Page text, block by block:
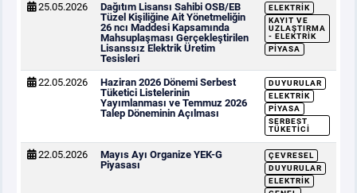
25.05.2026
Dağıtım Lisansı Sahibi OSB/EB
Tüzel Kişiliğine Ait Yönetmeliğin
26 ncı Maddesi Kapsamında
Mahsuplaşması Gerçekleştirilen
Lisanssız Elektrik Üretim
Tesisleri
ELEKTRIK
KAYIT VE
UZLAŞTIRMA
- ELEKTRIK
PIYASA
22.05.2026
Haziran 2026 Dönemi Serbest
Tüketici Listelerinin
Yayımlanması ve Temmuz 2026
Talep Döneminin Açılması
DUYURULAR
ELEKTRIK
PIYASA
SERBEST
TÜKETICI
22.05.2026
Mayıs Ayı Organize YEK-G
Piyasası
ÇEVRESEL
DUYURULAR
ELEKTRIK